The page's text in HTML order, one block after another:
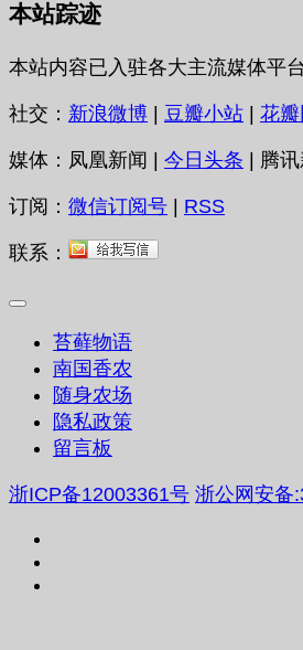
本站踪迹
本站内容已入驻各大主流媒体平台
社交： 新浪微博 | 豆瓣小站 | 花瓣
媒体：凤凰新闻 | 今日头条 | 腾
订阅： 微信订阅号 | RSS
联系：
苔藓物语
南国香农
随身农场
隐私政策
留言板
浙ICP备12003361号 浙公网安备